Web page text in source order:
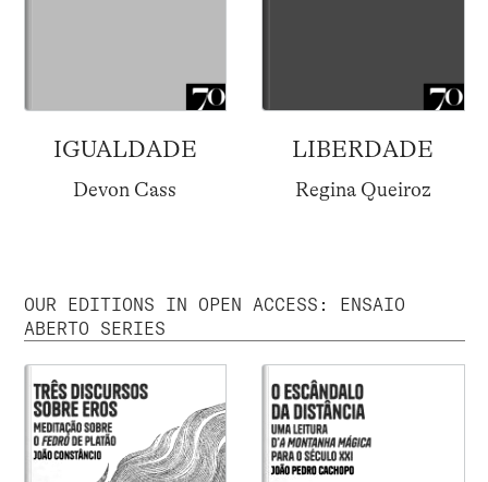
IGUALDADE
Devon Cass
LIBERDADE
Regina Queiroz
OUR EDITIONS IN OPEN ACCESS: ENSAIO
ABERTO SERIES